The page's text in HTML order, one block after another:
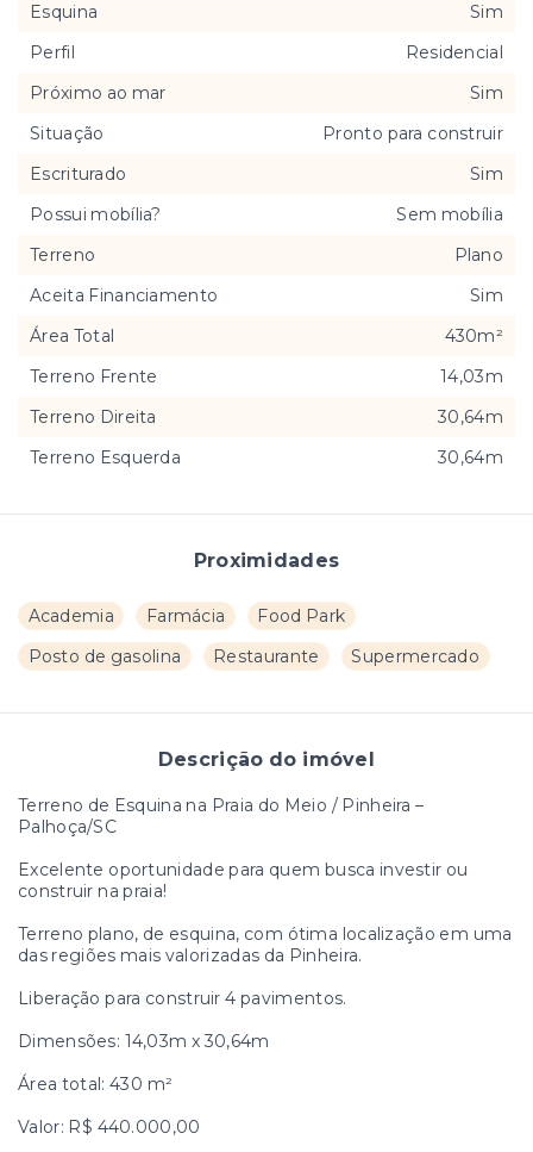
Proximidades
Academia Farmácia
Food Park
Posto de gasolina
Restaurante Supermercado
Descrição do imóvel
Terreno de Esquina na Praia do Meio / Pinheira –
Palhoça/SC
Excelente oportunidade para quem busca investir ou
construir na praia!
Terreno plano, de esquina, com ótima localização em uma
das regiões mais valorizadas da Pinheira.
Liberação para construir 4 pavimentos.
Dimensões: 14,03m x 30,64m
Área total: 430 m²
Valor: R$ 440.000,00
Esquina
Sim
Perfil
Residencial
Próximo ao mar
Sim
Situação
Pronto para construir
Escriturado
Sim
Possui mobília?
Sem mobília
Terreno
Plano
Aceita Financiamento
Sim
Área Total
430m²
Terreno Frente
14,03m
Terreno Direita
30,64m
Terreno Esquerda
30,64m